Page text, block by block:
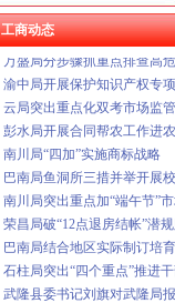
工商动态
大足局开展安全排查严防各
万盛局分步骤抓重点排查高
渝中局开展保护知识产权专
云局突出重点化双考市场监
彭水局开展合同帮农工作进
南川局“四加”实施商标战略
巴南局鱼洞所三措并举开展校
南川局突出重点加“端午节”
荣昌局破“12点退房结帐”潜规
巴南局结合地区实际制订培
石柱局突出“四个重点”推进干
武隆县委书记刘旗对武隆局报
经开园局“六·一”节儿童消费